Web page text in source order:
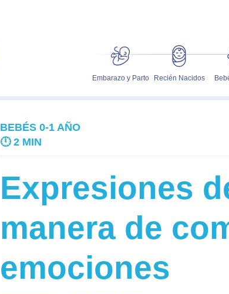
Embarazo y Parto Recién Nacidos
BEBÉS 0-1 AÑO
🕛 2 MIN
Expresiones
manera de
emociones